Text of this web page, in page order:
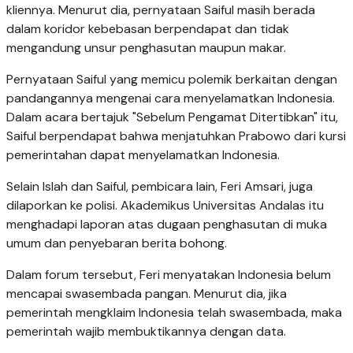
kliennya. Menurut dia, pernyataan Saiful masih berada
dalam koridor kebebasan berpendapat dan tidak
mengandung unsur penghasutan maupun makar.
Pernyataan Saiful yang memicu polemik berkaitan dengan
pandangannya mengenai cara menyelamatkan Indonesia.
Dalam acara bertajuk "Sebelum Pengamat Ditertibkan" itu,
Saiful berpendapat bahwa menjatuhkan Prabowo dari kursi
pemerintahan dapat menyelamatkan Indonesia.
Selain Islah dan Saiful, pembicara lain, Feri Amsari, juga
dilaporkan ke polisi. Akademikus Universitas Andalas itu
menghadapi laporan atas dugaan penghasutan di muka
umum dan penyebaran berita bohong.
Dalam forum tersebut, Feri menyatakan Indonesia belum
mencapai swasembada pangan. Menurut dia, jika
pemerintah mengklaim Indonesia telah swasembada, maka
pemerintah wajib membuktikannya dengan data.